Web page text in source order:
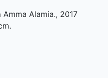
Amma Alamia., 2017